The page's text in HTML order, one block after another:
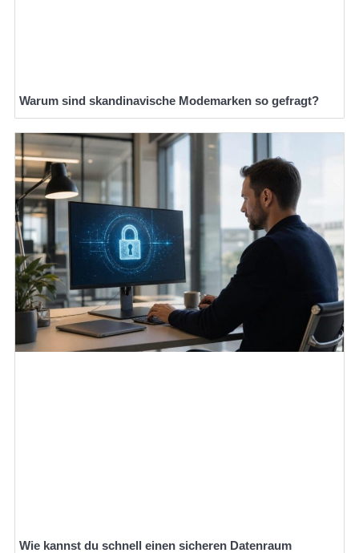
Warum sind skandinavische Modemarken so gefragt?
Wie kannst du schnell einen sicheren Datenraum